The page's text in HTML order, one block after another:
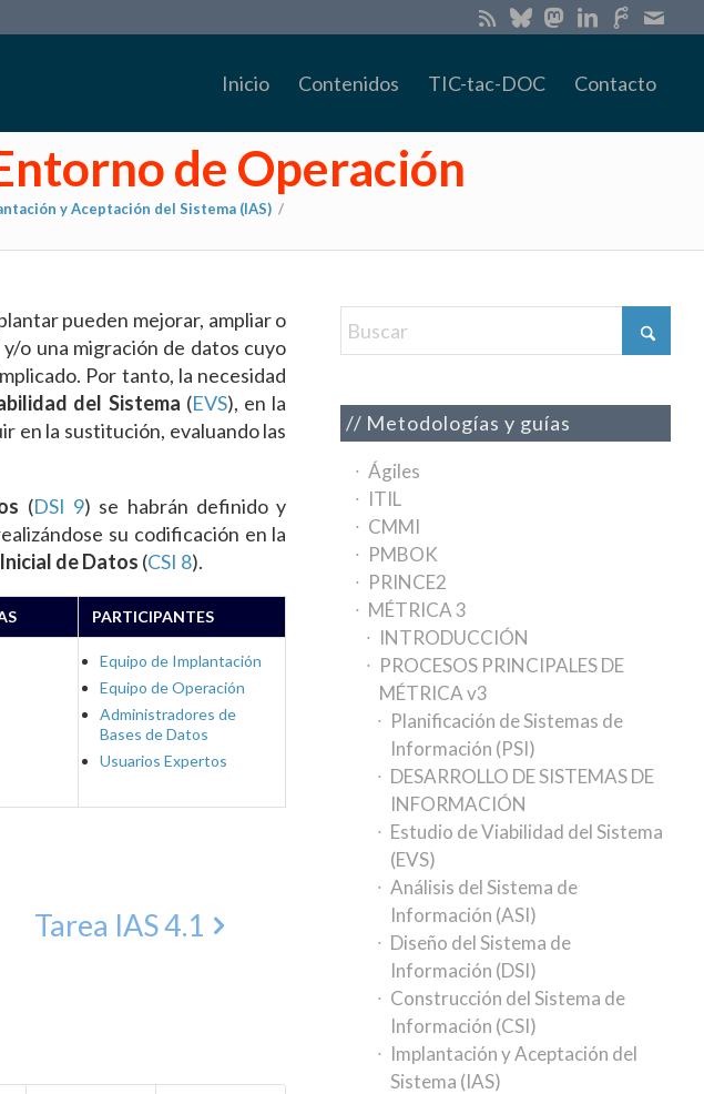
Inicio Contenidos TIC-tac-DOC Contacto
de Operación
y Aceptación del Sistema (IAS) /
pueden mejorar, ampliar o
o una migración de datos cuyo
Por tanto, la necesidad
del Sistema (EVS), en la
en la sustitución, evaluando las
(DSI 9) se habrán definido y
su codificación en la
de Datos (CSI 8).
PARTICIPANTES
Equipo de Implantación
Equipo de Operación
Administradores de
Bases de Datos
Usuarios Expertos
Tarea IAS 4.1
Metodologías y guías
Ágiles
ITIL
CMMI
PMBOK
PRINCE2
MÉTRICA 3
INTRODUCCIÓN
PROCESOS PRINCIPALES DE
MÉTRICA v3
Planificación de Sistemas de
Información (PSI)
DESARROLLO DE SISTEMAS DE
INFORMACIÓN
Estudio de Viabilidad del Sistema
(EVS)
Análisis del Sistema de
Información (ASI)
Diseño del Sistema de
Información (DSI)
Construcción del Sistema de
Información (CSI)
Implantación y Aceptación del
Sistema (IAS)